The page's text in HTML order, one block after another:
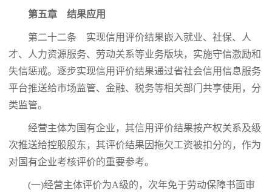
第五章 结果应用
第二十二条 实现信用评价结果嵌入就业、社保、人
才、人力资源服务、劳动关系等业务版块，实施守信激励和
失信惩戒。逐步实现信用评价结果通过省社会信用信息服务
平台推送给市场监管、金融、税务等相关部门共享使用，分
类监管。
经营主体为国有企业，其信用评价结果按产权关系及级
次推送给控股股东，其评价结果因拖欠工资被扣分的，作为
对国有企业考核评价的重要参考。
(一)经营主体评价为A级的，次年免于劳动保障书面审